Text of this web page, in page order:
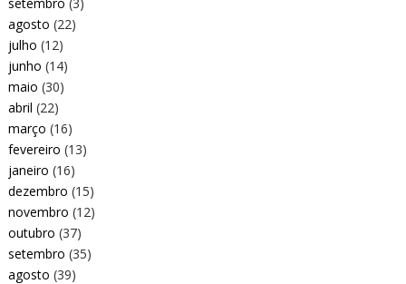
agosto (22)
julho (12)
junho (14)
maio (30)
abril (22)
março (16)
fevereiro (13)
janeiro (16)
dezembro (15)
novembro (12)
outubro (37)
setembro (35)
agosto (39)